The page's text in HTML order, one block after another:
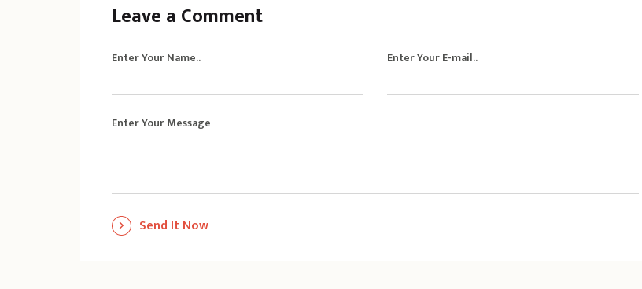
Leave a Comment
Enter Your Name.. Enter Your E-mail..
Enter Your Message
Send It Now